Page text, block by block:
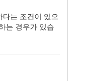
다는 조건이 있으
는 경우가 있습